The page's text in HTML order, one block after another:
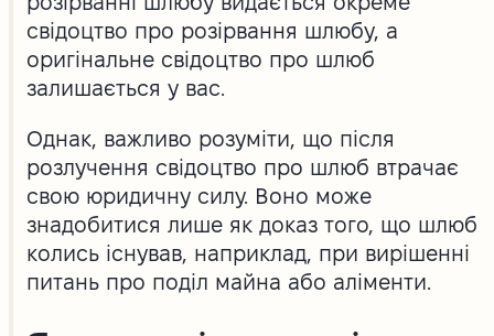
свідоцтво про розірвання шлюбу, а
оригінальне свідоцтво про шлюб
залишається у вас.
Однак, важливо розуміти, що після
розлучення свідоцтво про шлюб втрачає
свою юридичну силу. Воно може
знадобитися лише як доказ того, що шлюб
колись існував, наприклад, при вирішенні
питань про поділ майна або аліменти.